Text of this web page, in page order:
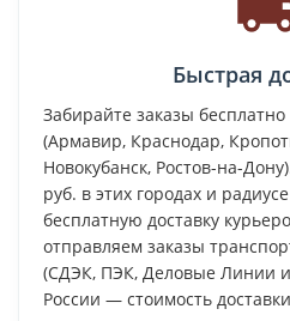
Быстрая
Забирайте заказы
(Армавир, Краснодар,
Новокубанск, Ростов-на-
руб. в этих городах и
бесплатную доставку
отправляем заказы
(СДЭК, ПЭК, Деловые Линии
России — стоимость